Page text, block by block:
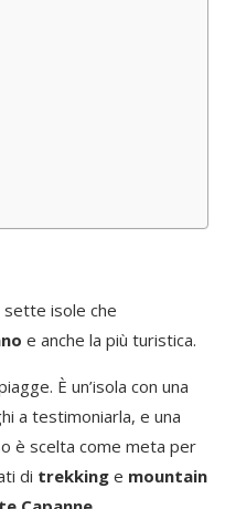
sette isole che
e anche la più turistica.
È un’isola con una
a testimoniarla, e una
è scelta come meta per
di trekking e mountain